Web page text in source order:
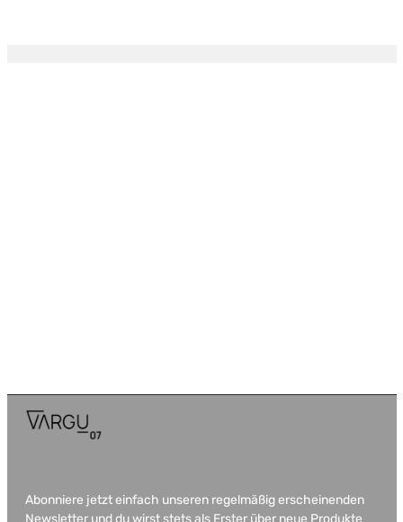
Abonniere jetzt einfach unseren regelmäßig erscheinenden
Newsletter und du wirst stets als Erster über neue Produkte